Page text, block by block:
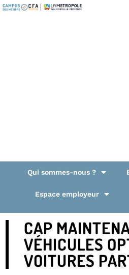
Qui sommes-nous ?
Espace employeur
CAP
VÉHICULES
VOITURES